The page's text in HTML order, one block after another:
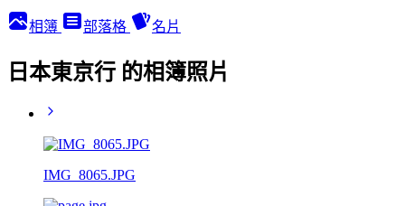
相簿 部落格 名片
日本東京行 的相簿照片
IMG_8065.JPG